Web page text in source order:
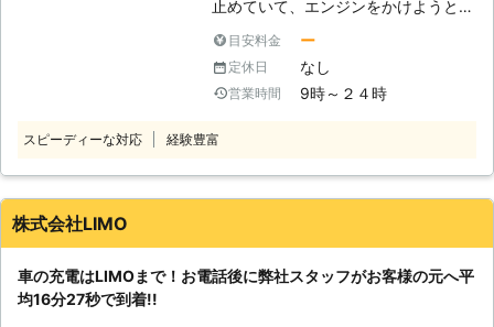
ここをチェック！ バッテリー上がり
が起こっている場合、以下の3つの症
状がみられます。車が動かないとき
は、この状態になっていないかチェッ
クしてみましょう。 （1）エンジンが
起動するかどうか 車のバッテリーが
のがかかりません。エンジンが起動す
るときには「キュルキュル」という音
です。車で移動中に止まったのではな
く、乗ろうとしたそのときにエンジン
止めていて、エンジンをかけようとし
ていませんか？エンジンがかからない
ときは、車の充電が切れているかもし
れません。 充電切れの原因は、カー
です。例えば、東京ディズニーランド
ように、バッテリーの充電を復活させ
目安料金 ー
定休日 なし
営業時間 9時～２４時
スピーディーな対応 経験豊富
株式会社LIMO
車の充電はLIMOまで！お電話後に弊社スタッフがお客様の元へ平
均16分27秒で到着!!